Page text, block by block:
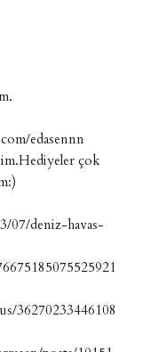
edasennn
çok
07/deniz-havas-
36270233446108